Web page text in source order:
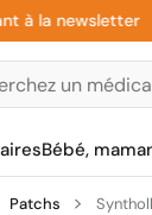
newsletter
Bébé,
Patchs